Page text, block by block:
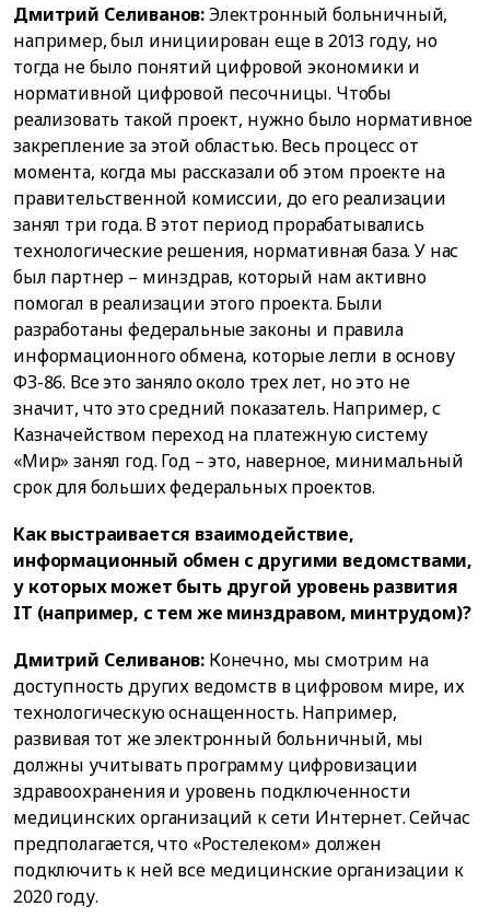
Дмитрий Селиванов:Электронный больничный,
например, был инициирован еще в 2013 году, но
тогда не было понятий цифровой экономики и
нормативной цифровой песочницы. Чтобы
реализовать такой проект, нужно было нормативное
закрепление за этой областью. Весь процесс от
момента, когда мы рассказали об этом проекте на
правительственной комиссии, до его реализации
занял три года. В этот период прорабатывались
технологические решения, нормативная база. У нас
был партнер – минздрав, который нам активно
помогал в реализации этого проекта. Были
разработаны федеральные законы и правила
информационного обмена, которые легли в основу
ФЗ-86. Все это заняло около трех лет, но это не
значит, что это средний показатель. Например, с
Казначейством переход на платежную систему
«Мир» занял год. Год – это, наверное, минимальный
срок для больших федеральных проектов.
Как выстраивается взаимодействие,
информационный обмен с другими ведомствами,
у которых может быть другой уровень развития
IT (например, с тем же минздравом, минтрудом)?
Дмитрий Селиванов: Конечно, мы смотрим на
доступность других ведомств в цифровом мире, их
технологическую оснащенность. Например,
развивая тот же электронный больничный, мы
должны учитывать программу цифровизации
здравоохранения и уровень подключенности
медицинских организаций к сети Интернет. Сейчас
предполагается, что «Ростелеком» должен
подключить к ней все медицинские организации к
2020 году.